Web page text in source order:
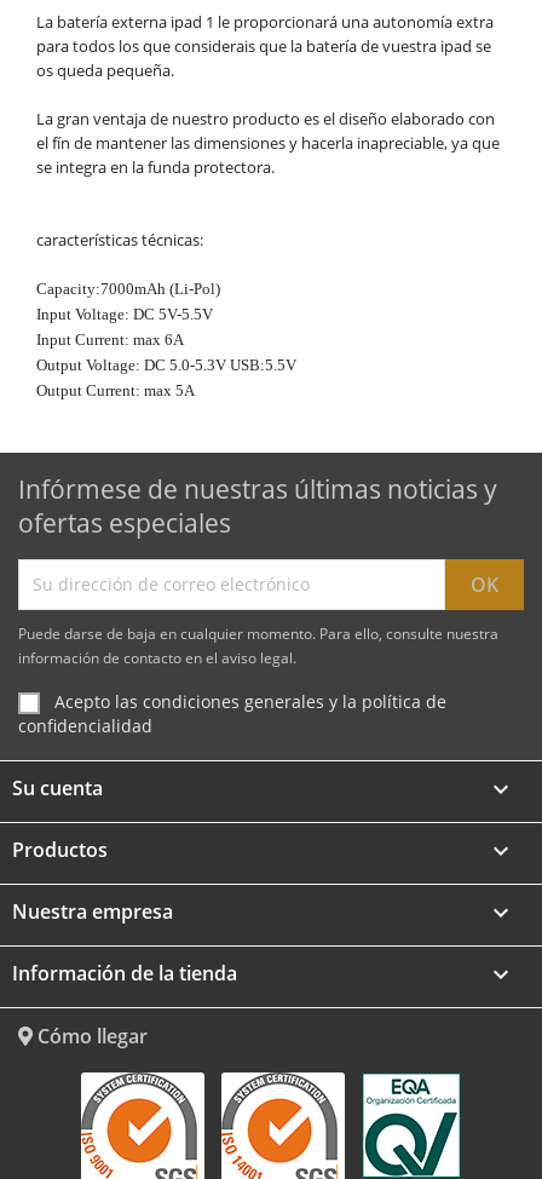
La batería externa ipad 1 le proporcionará una autonomía extra
para todos los que considerais que la batería de vuestra ipad se
os queda pequeña.
La gran ventaja de nuestro producto es el diseño elaborado con
el fín de mantener las dimensiones y hacerla inapreciable, ya que
se integra en la funda protectora.
características técnicas:
Capacity:7000mAh (Li-Pol)
Input Voltage: DC 5V-5.5V
Input Current: max 6A
Output Voltage: DC 5.0-5.3V USB:5.5V
Output Current: max 5A
Infórmese de nuestras últimas noticias y
ofertas especiales
Puede darse de baja en cualquier momento. Para ello, consulte nuestra
información de contacto en el aviso legal.
Acepto las condiciones generales y la política de
confidencialidad
Su cuenta 
Productos 
Nuestra empresa 
Información de la tienda keyboard_arrow_down
Cómo llegar